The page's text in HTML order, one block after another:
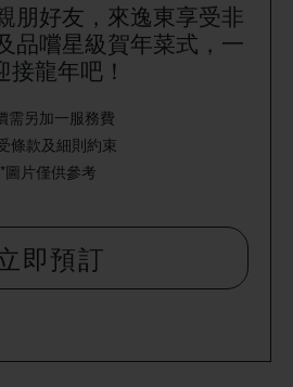
朋好友，來逸東享受非
品嚐星級賀年菜式，一
接龍年吧！
需另加一服務費
條款及細則約束
*圖片僅供參考
即預訂